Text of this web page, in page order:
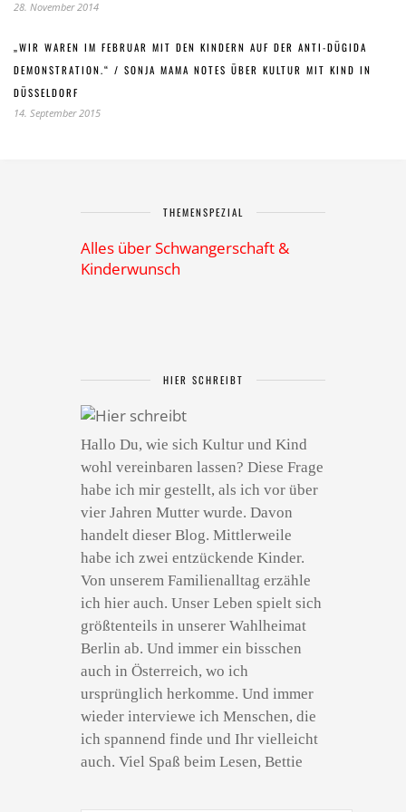
28. November 2014
„WIR WAREN IM FEBRUAR MIT DEN KINDERN AUF DER ANTI-DÜGIDA
DEMONSTRATION.“ / SONJA MAMA NOTES ÜBER KULTUR MIT KIND IN
DÜSSELDORF
14. September 2015
THEMENSPEZIAL
Alles über Schwangerschaft &
Kinderwunsch
HIER SCHREIBT
Hallo Du, wie sich Kultur und Kind
wohl vereinbaren lassen? Diese Frage
habe ich mir gestellt, als ich vor über
vier Jahren Mutter wurde. Davon
handelt dieser Blog. Mittlerweile
habe ich zwei entzückende Kinder.
Von unserem Familienalltag erzähle
ich hier auch. Unser Leben spielt sich
größtenteils in unserer Wahlheimat
Berlin ab. Und immer ein bisschen
auch in Österreich, wo ich
ursprünglich herkomme. Und immer
wieder interviewe ich Menschen, die
ich spannend finde und Ihr vielleicht
auch. Viel Spaß beim Lesen, Bettie